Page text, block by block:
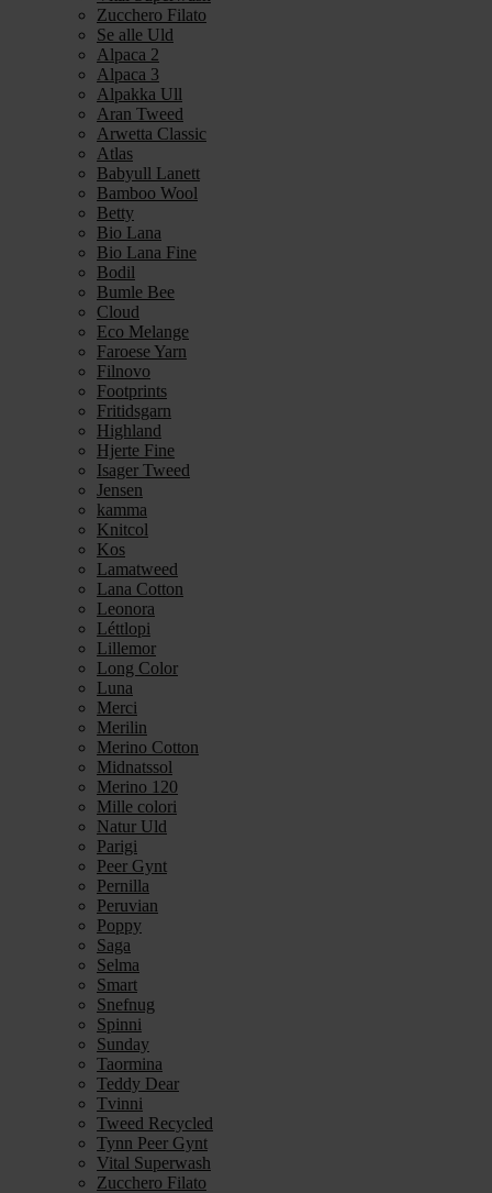
Zucchero Filato
Se alle Uld
Alpaca 2
Alpaca 3
Alpakka Ull
Aran Tweed
Arwetta Classic
Atlas
Babyull Lanett
Bamboo Wool
Betty
Bio Lana
Bio Lana Fine
Bodil
Bumle Bee
Cloud
Eco Melange
Faroese Yarn
Filnovo
Footprints
Fritidsgarn
Highland
Hjerte Fine
Isager Tweed
Jensen
kamma
Knitcol
Kos
Lamatweed
Lana Cotton
Leonora
Léttlopi
Lillemor
Long Color
Luna
Merci
Merilin
Merino Cotton
Midnatssol
Merino 120
Mille colori
Natur Uld
Parigi
Peer Gynt
Pernilla
Peruvian
Poppy
Saga
Selma
Smart
Snefnug
Spinni
Sunday
Taormina
Teddy Dear
Tvinni
Tweed Recycled
Tynn Peer Gynt
Vital Superwash
Zucchero Filato